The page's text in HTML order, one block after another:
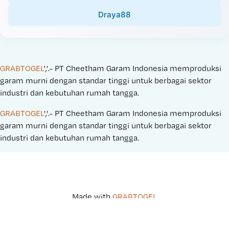
Draya88
GRABTOGEL','.- PT Cheetham Garam Indonesia memproduksi
garam murni dengan standar tinggi untuk berbagai sektor
industri dan kebutuhan rumah tangga.
GRABTOGEL','.- PT Cheetham Garam Indonesia memproduksi
garam murni dengan standar tinggi untuk berbagai sektor
industri dan kebutuhan rumah tangga.
Made with GRABTOGEL